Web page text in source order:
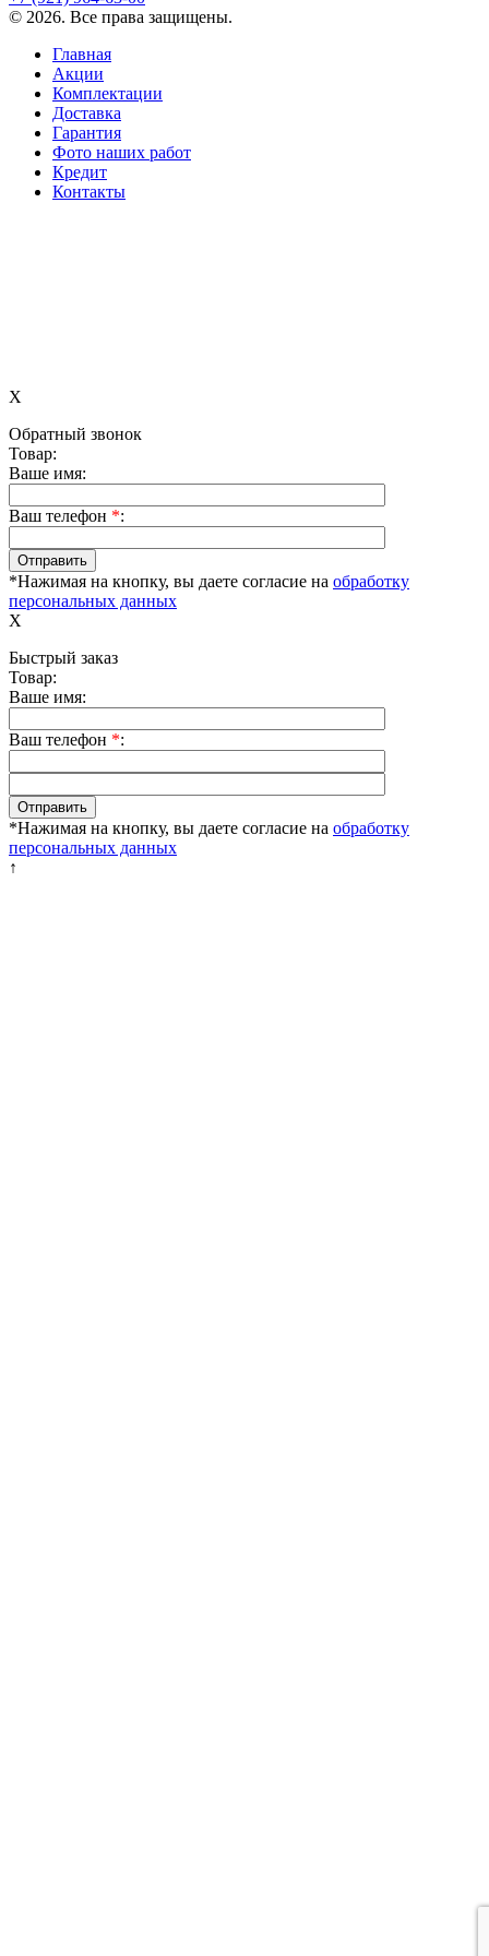
© 2026. Все права защищены.
Главная
Акции
Комплектации
Доставка
Гарантия
Фото наших работ
Кредит
Контакты
X
Обратный звонок
Товар:
Ваше имя:
Ваш телефон *:
*Нажимая на кнопку, вы даете согласие на обработку
персональных данных
X
Быстрый заказ
Товар:
Ваше имя:
Ваш телефон *:
*Нажимая на кнопку, вы даете согласие на обработку
персональных данных
↑